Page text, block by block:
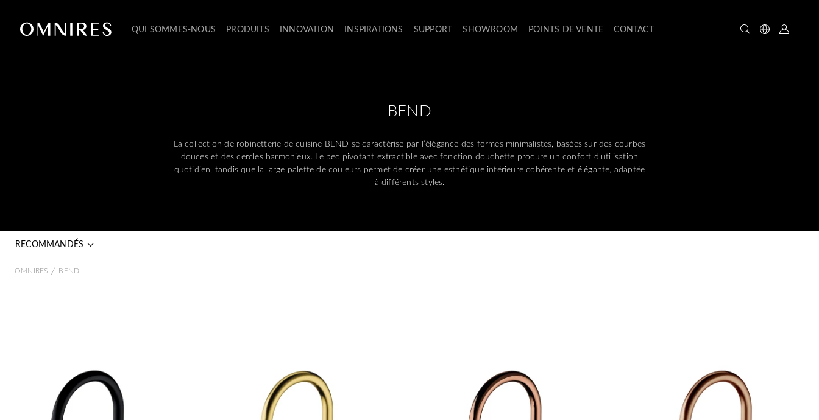
QUI SOMMES-NOUS PRODUITS INNOVATION INSPIRATIONS SUPPORT SHOWROOM POINTS DE VENTE CONTACT
BEND
La collection de robinetterie de cuisine BEND se caractérise par l’élégance des formes minimalistes, basées sur des courbes
douces et des cercles harmonieux. Le bec pivotant extractible avec fonction douchette procure un confort d'utilisation
quotidien, tandis que la large palette de couleurs permet de créer une esthétique intérieure cohérente et élégante, adaptée
à différents styles.
RECOMMANDÉS
OMNIRES / BEND